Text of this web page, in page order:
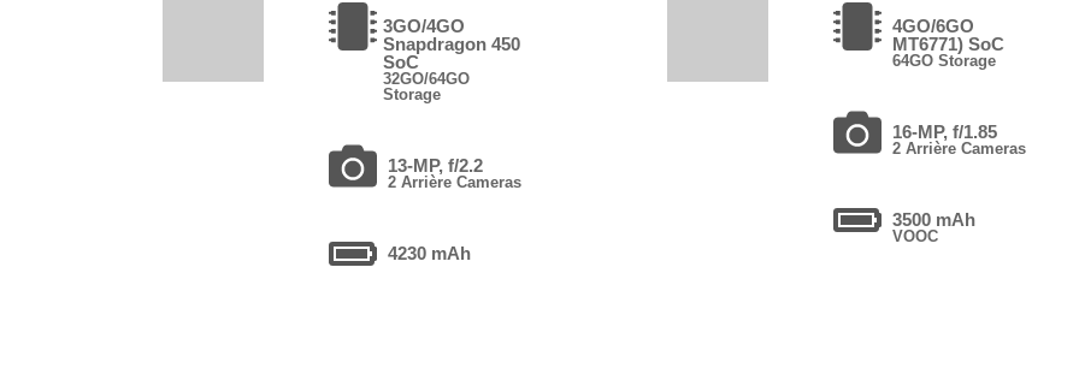
3GO/4GO
Snapdragon 450
SoC
32GO/64GO
Storage
13-MP, f/2.2
2 Arrière Cameras
4230 mAh
4GO/6GO
MT6771) SoC
64GO Storage
16-MP, f/1.85
2 Arrière Cameras
3500 mAh
VOOC